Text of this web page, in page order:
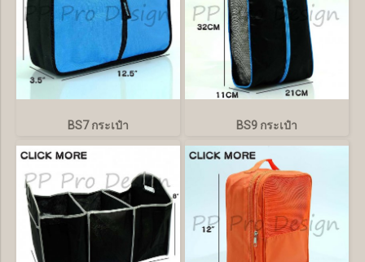
BS7 กระเป๋า BS9 กระเป๋า